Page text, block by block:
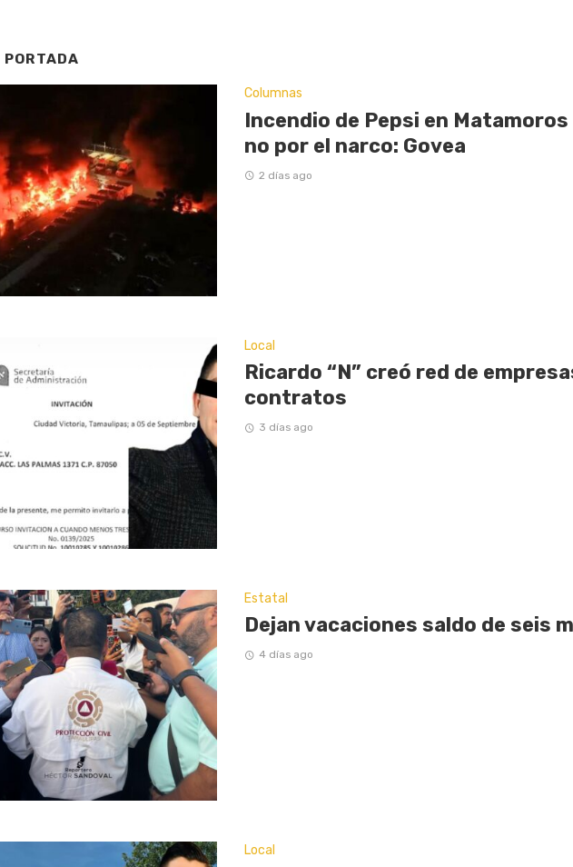
PORTADA
Columnas
Incendio de Pepsi en
no por el narco: Govea
2 días ago
Local
Ricardo “N” creó red de
contratos
3 días ago
Estatal
Dejan vacaciones saldo de seis
4 días ago
Local